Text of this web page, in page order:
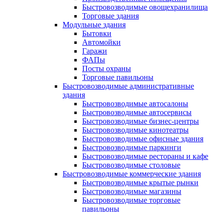
Быстровозводимые овощехранилища
Торговые здания
Модульные здания
Бытовки
Автомойки
Гаражи
ФАПы
Посты охраны
Торговые павильоны
Быстровозводимые административные
здания
Быстровозводимые автосалоны
Быстровозводимые автосервисы
Быстровозводимые бизнес-центры
Быстровозводимые кинотеатры
Быстровозводимые офисные здания
Быстровозводимые паркинги
Быстровозводимые рестораны и кафе
Быстровозводимые столовые
Быстровозводимые коммерческие здания
Быстровозводимые крытые рынки
Быстровозводимые магазины
Быстровозводимые торговые
павильоны